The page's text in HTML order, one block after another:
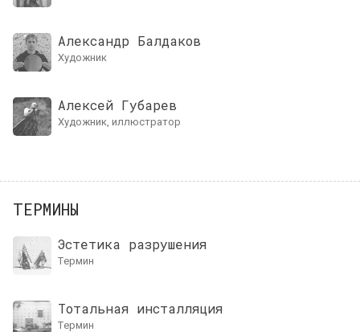
Александр Балдаков
художник
Алексей Губарев
художник, иллюстратор
ТЕРМИНЫ
Эстетика разрушения
термин
Тотальная инсталляция
термин